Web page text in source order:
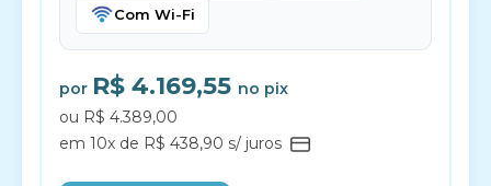
Com Wi-Fi
por R$ 4.169,55 no pix
ou R$ 4.389,00
em 10x de R$ 438,90 s/ juros